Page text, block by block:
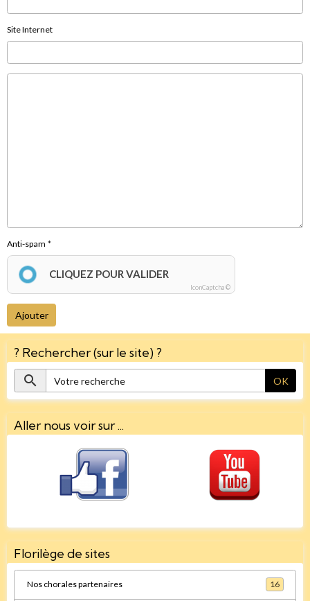
Site Internet
Anti-spam
CLIQUEZ POUR VALIDER
IconCaptcha ©
Ajouter
? Rechercher (sur le site) ?
OK
Aller nous voir sur ...
Florilège de sites
Nos chorales partenaires 16